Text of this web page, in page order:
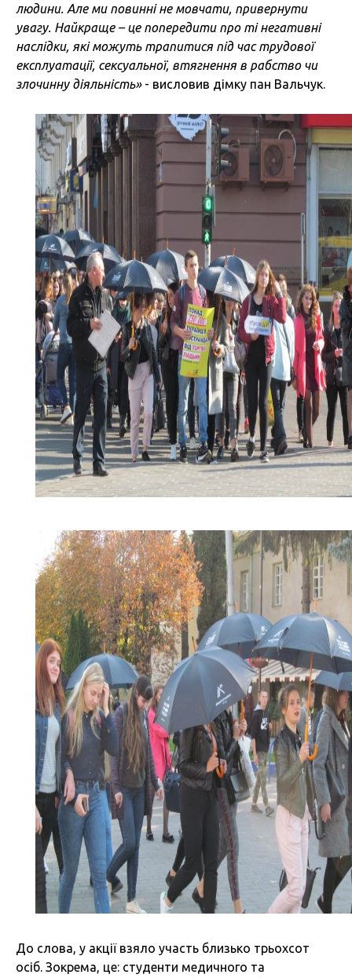
людини. Але ми повинні не мовчати, привернути
увагу. Найкраще – це попередити про ті негативні
наслідки, які можуть трапитися під час трудової
експлуатації, сексуальної, втягнення в рабство чи
злочинну діяльність»- висловив дімку пан Вальчук.
До слова, у акції взяло участь близько трьохсот
осіб. Зокрема, це: студенти медичного та